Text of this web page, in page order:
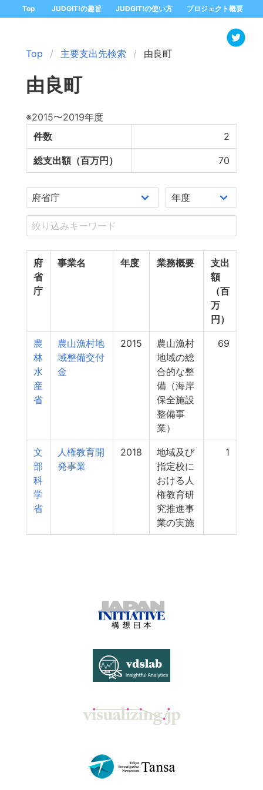
Top JUDGIT!の趣旨 JUDGIT!の使い方 プロジェクト概要
Top 主要支出先検索 由良町
由良町
※2015〜2019年度
件数
2
総支出額（百万円） 70
府
省
庁
事業名 年度 業務概要
支出
額
（百
万
円）
農
林
水
産
省
農山漁村地
域整備交付
金
2015
農山漁村
地域の総
合的な整
備（海岸
保全施設
整備事
業）
69
文
部
科
学
省
人権教育開
発事業
2018
地域及び
指定校に
おける人
権教育研
究推進事
業の実施
1